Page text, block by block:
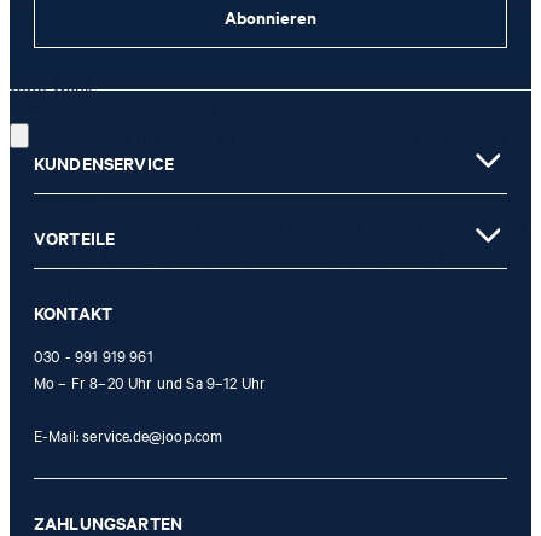
* Pflichtfeld
** Der Gutschein ist gültig ab einem Mindest-Kaufwert von 150 EUR
Stores eingelöst werden.
Gute Wahl!
Abonnieren
KUNDENSERVICE
VORTEILE
KONTAKT
030 - 991 919 961
Mo – Fr 8–20 Uhr und Sa 9–12 Uhr
E-Mail:service.de@joop.com
ZAHLUNGSARTEN